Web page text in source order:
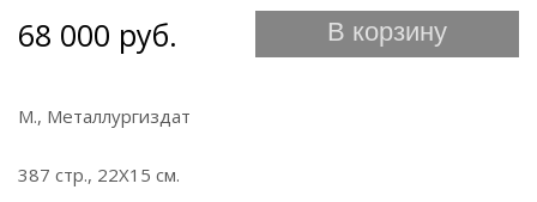
68 000 руб. В корзину
М., Металлургиздат
387 стр., 22Х15 см.